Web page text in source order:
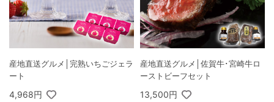
産地直送グルメ│完熟いちごジェラ
ート
4,968円
産地直送グルメ│佐賀牛･宮崎牛ロ
ーストビーフセット
13,500円